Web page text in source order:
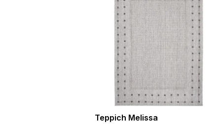
Teppich Melissa